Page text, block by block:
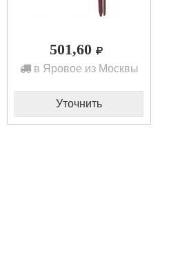
501,60
в Яровое из Москвы
Уточнить